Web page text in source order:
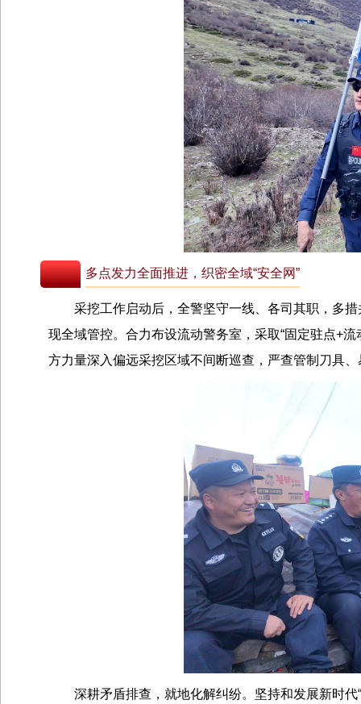
多点发力全面推进，织密全域“安全网”
采挖工作启动后，全警坚守一线、各司其职，多
现全域管控。合力布设流动警务室，采取“固定驻点+
方力量深入偏远采挖区域不间断巡查，严查管制刀具
深耕矛盾排查，就地化解纠纷。坚持和发展新时